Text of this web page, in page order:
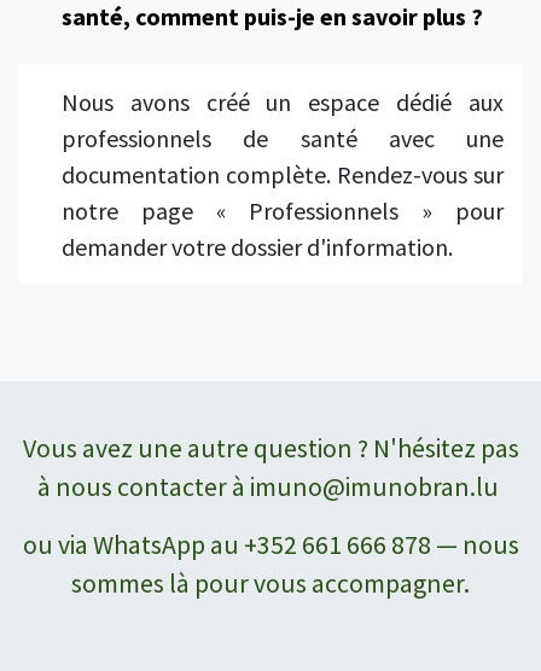
santé, comment puis-je en savoir plus ?
Nous avons créé un espace dédié aux
professionnels de santé avec une
documentation complète. Rendez-vous sur
notre page « Professionnels » pour
demander votre dossier d'information.
Vous avez une autre question ? N'hésitez pas
à nous contacter à imuno@imunobran.lu
ou via WhatsApp au +352 661 666 878 — nous
sommes là pour vous accompagner.